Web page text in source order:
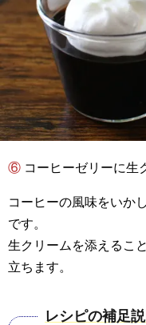
⑥ コーヒーゼリーに
コーヒーの風味をいか
です。
生クリームを添えるこ
立ちます。
レシピの補足